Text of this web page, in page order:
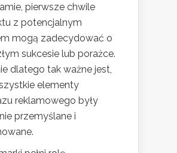
pierwsze chwile
z potencjalnym
mogą zadecydować o
sukcesie lub porażce.
dlatego tak ważne jest,
elementy
reklamowego były
przemyślane i